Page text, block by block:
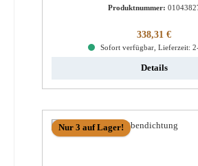
Produktnummer:
Regulärer Preis:
338,31 €
Sofort verfügbar, Lieferzeit:
Details
Nur 3 auf Lager!